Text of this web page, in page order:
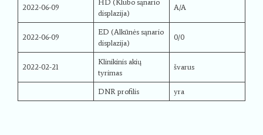
2022-06-09
HD (Klubo sąnario
displazija)
A/A
2022-06-09
ED (Alkūnės sąnario
displazija)
0/0
2022-02-21
Klinikinis akių
tyrimas
švarus
DNR profilis yra